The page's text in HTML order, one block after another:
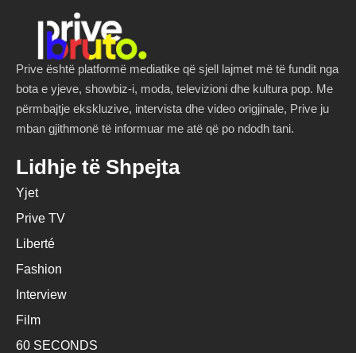
Prive është platformë mediatike që sjell lajmet më të fundit nga
bota e yjeve, showbiz-i, moda, televizioni dhe kultura pop. Me
përmbajtje ekskluzive, intervista dhe video origjinale, Prive ju
mban gjithmonë të informuar me atë që po ndodh tani.
Lidhje të Shpejta
Yjet
Prive TV
Liberté
Fashion
Interview
Film
60 SECONDS